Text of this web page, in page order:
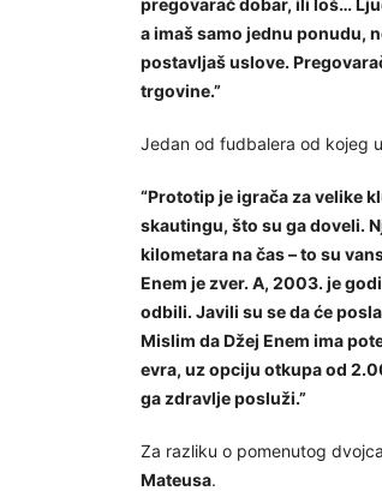
a imaš samo jednu ponudu,
postavljaš uslove.
trgovine.”
Jedan od fudbalera od kojeg
“Prototip je igrača za velike
skautingu, što su ga doveli.
kilometara na čas – to su
Enem je zver. A, 2003. je
odbili. Javili su se da će
Mislim da Džej Enem ima
evra, uz opciju otkupa od
ga zdravlje posluži.”
Za razliku o pomenutog
Mateusa.